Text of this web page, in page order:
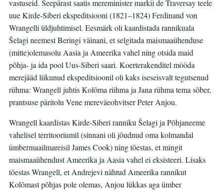
vastuseid. Seepärast saatis mereminister markii de Traversay teele
uue Kirde-Siberi ekspeditsiooni (1821–1824) Ferdinand von
Wrangelli üldjuhtimisel. Eesmärk oli kaardistada rannikuala
Šelagi neemest Beringi väinani, et selgitada maismaaühenduse
(mitte)olemasolu Aasia ja Ameerika vahel ning otsida maid
põhja- ja ida pool Uus-Siberi saari. Koerterakenditel mööda
merejääd liikunud ekspeditsioonil oli kaks iseseisvalt tegutsenud
rühma: Wrangell juhtis Kolõma rühma ja Jana rühma tema sõber,
prantsuse päritolu Vene mereväeohvitser Peter Anjou.
Wrangell kaardistas Kirde-Siberi ranniku Šelagi ja Põhjaneeme
vahelisel territooriumil (sinnani oli jõudnud oma kolmandal
ümbermaailmareisil James Cook) ning tõestas, et mingit
maismaaühendust Ameerika ja Aasia vahel ei eksisteeri. Lisaks
tõestas Wrangell, et Andrejevi nähtud Ameerika rannikut
Kolõmast põhjas pole olemas, Anjou lükkas aga ümber